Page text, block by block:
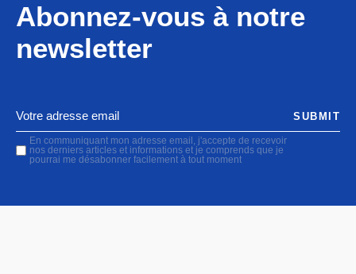
Abonnez-vous à notre
newsletter
En communiquant mon adresse email, j'accepte de recevoir
nos derniers articles et informations et je comprends que je
pourrai me désabonner facilement à tout moment
SUBMIT